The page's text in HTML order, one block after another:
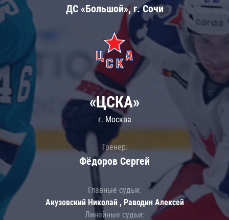
ДС «Большой», г. Сочи
«ЦСКА»
г. Москва
Тренер:
Фёдоров Сергей
Главные судьи:
Акузовский Николай , Раводин Алексей
Линейные судьи: